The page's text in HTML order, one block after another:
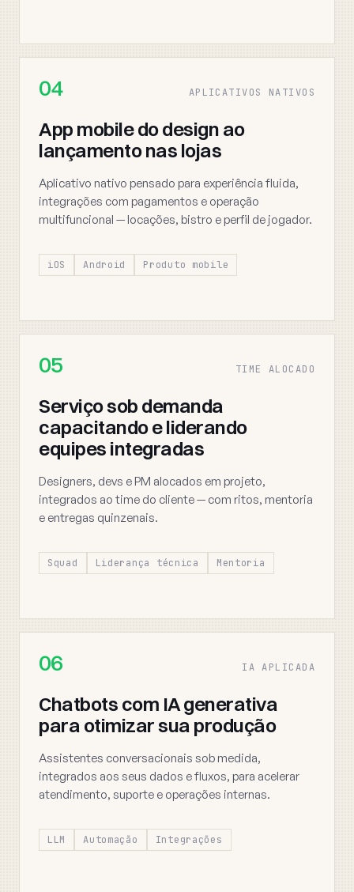
04 APLICATIVOS NATIVOS
App mobile do design ao
lançamento nas lojas
Aplicativo nativo pensado para experiência fluida,
integrações com pagamentos e operação
multifuncional — locações, bistro e perfil de jogador.
iOS Android Produto mobile
05 TIME ALOCADO
Serviço sob demanda
capacitando e liderando
equipes integradas
Designers, devs e PM alocados em projeto,
integrados ao time do cliente — com ritos, mentoria
e entregas quinzenais.
Squad Liderança técnica Mentoria
06 IA APLICADA
Chatbots com IA generativa
para otimizar sua produção
Assistentes conversacionais sob medida,
integrados aos seus dados e fluxos, para acelerar
atendimento, suporte e operações internas.
LLM Automação Integrações